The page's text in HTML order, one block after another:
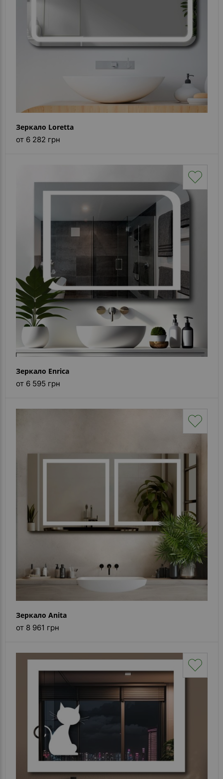
Зеркало Loretta
от 6 282 грн
Зеркало Enrica
от 6 595 грн
Зеркало Anita
от 8 961 грн